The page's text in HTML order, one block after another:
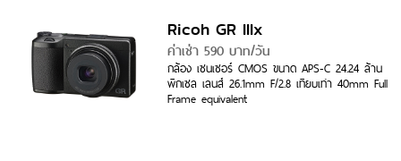
Ricoh GR IIIx
ค่าเช่า 590 บาท/วัน
กล้อง เซนเซอร์ CMOS ขนาด APS-C 24.24 ล้าน
พิกเซล เลนส์ 26.1mm F/2.8 เทียบเท่า 40mm Full
Frame equivalent